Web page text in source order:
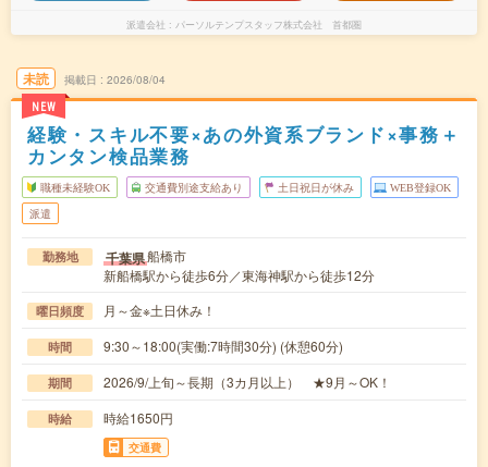
派遣会社 パーソルテンプスタッフ株式会社 首都圏
未読
NEW
掲載日 2026/08/04
経験・スキル不要×あの外資系ブランド×事務＋
カンタン検品業務
職種未経験OK 交通費別途支給あり 土日祝日が休み WEB登録OK
派遣
勤務地 千葉県船橋市
新船橋駅から徒歩6分／東海神駅から徒歩12分
曜日頻度 月～金※土日休み！
時間 9:30～18:00(実働:7時間30分) (休憩60分)
期間 2026/9/上旬～長期（3カ月以上） ★9月～OK！
時給 時給1650円
交通費